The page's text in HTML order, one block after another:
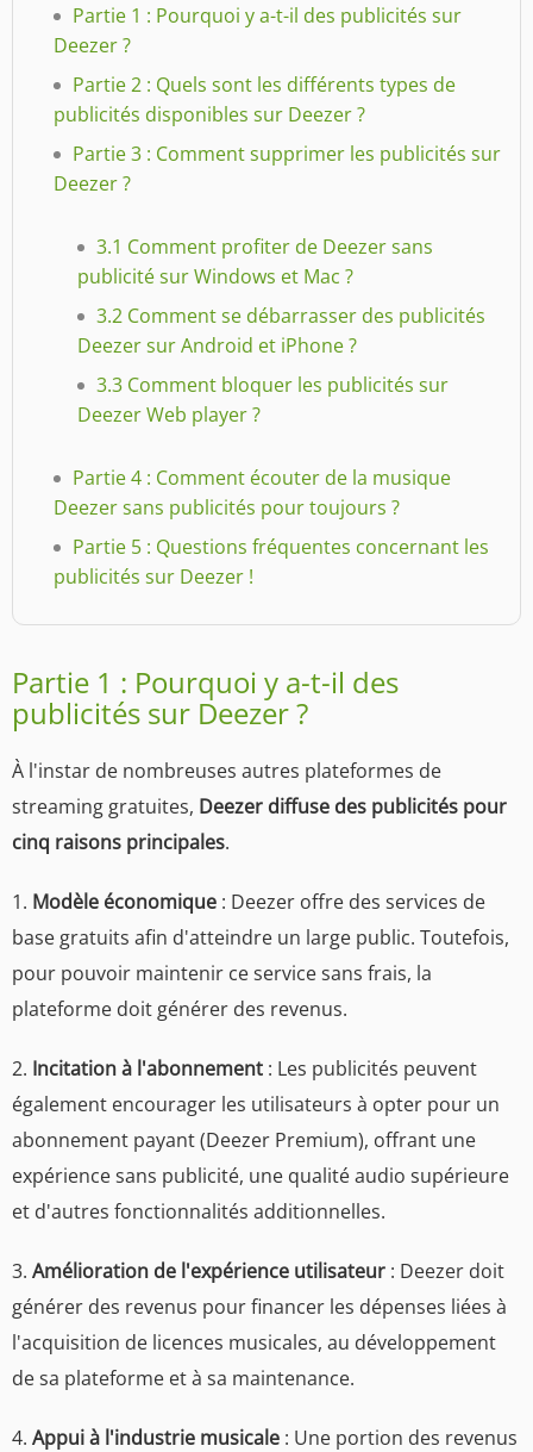
Partie 1 : Pourquoi y a-t-il des publicités sur
Deezer ?
Partie 2 : Quels sont les différents types de
publicités disponibles sur Deezer ?
Partie 3 : Comment supprimer les publicités sur
Deezer ?
3.1 Comment profiter de Deezer sans
publicité sur Windows et Mac ?
3.2 Comment se débarrasser des publicités
Deezer sur Android et iPhone ?
3.3 Comment bloquer les publicités sur
Deezer Web player ?
Partie 4 : Comment écouter de la musique
Deezer sans publicités pour toujours ?
Partie 5 : Questions fréquentes concernant les
publicités sur Deezer !
Partie 1 : Pourquoi y a-t-il des
publicités sur Deezer ?
À l'instar de nombreuses autres plateformes de
streaming gratuites, Deezer diffuse des publicités pour
cinq raisons principales.
1. Modèle économique : Deezer offre des services de
base gratuits afin d'atteindre un large public. Toutefois,
pour pouvoir maintenir ce service sans frais, la
plateforme doit générer des revenus.
2. Incitation à l'abonnement : Les publicités peuvent
également encourager les utilisateurs à opter pour un
abonnement payant (Deezer Premium), offrant une
expérience sans publicité, une qualité audio supérieure
et d'autres fonctionnalités additionnelles.
3. Amélioration de l'expérience utilisateur : Deezer doit
générer des revenus pour financer les dépenses liées à
l'acquisition de licences musicales, au développement
de sa plateforme et à sa maintenance.
4. Appui à l'industrie musicale : Une portion des revenus